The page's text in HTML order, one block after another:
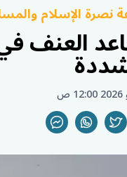
نصرة الإسلام